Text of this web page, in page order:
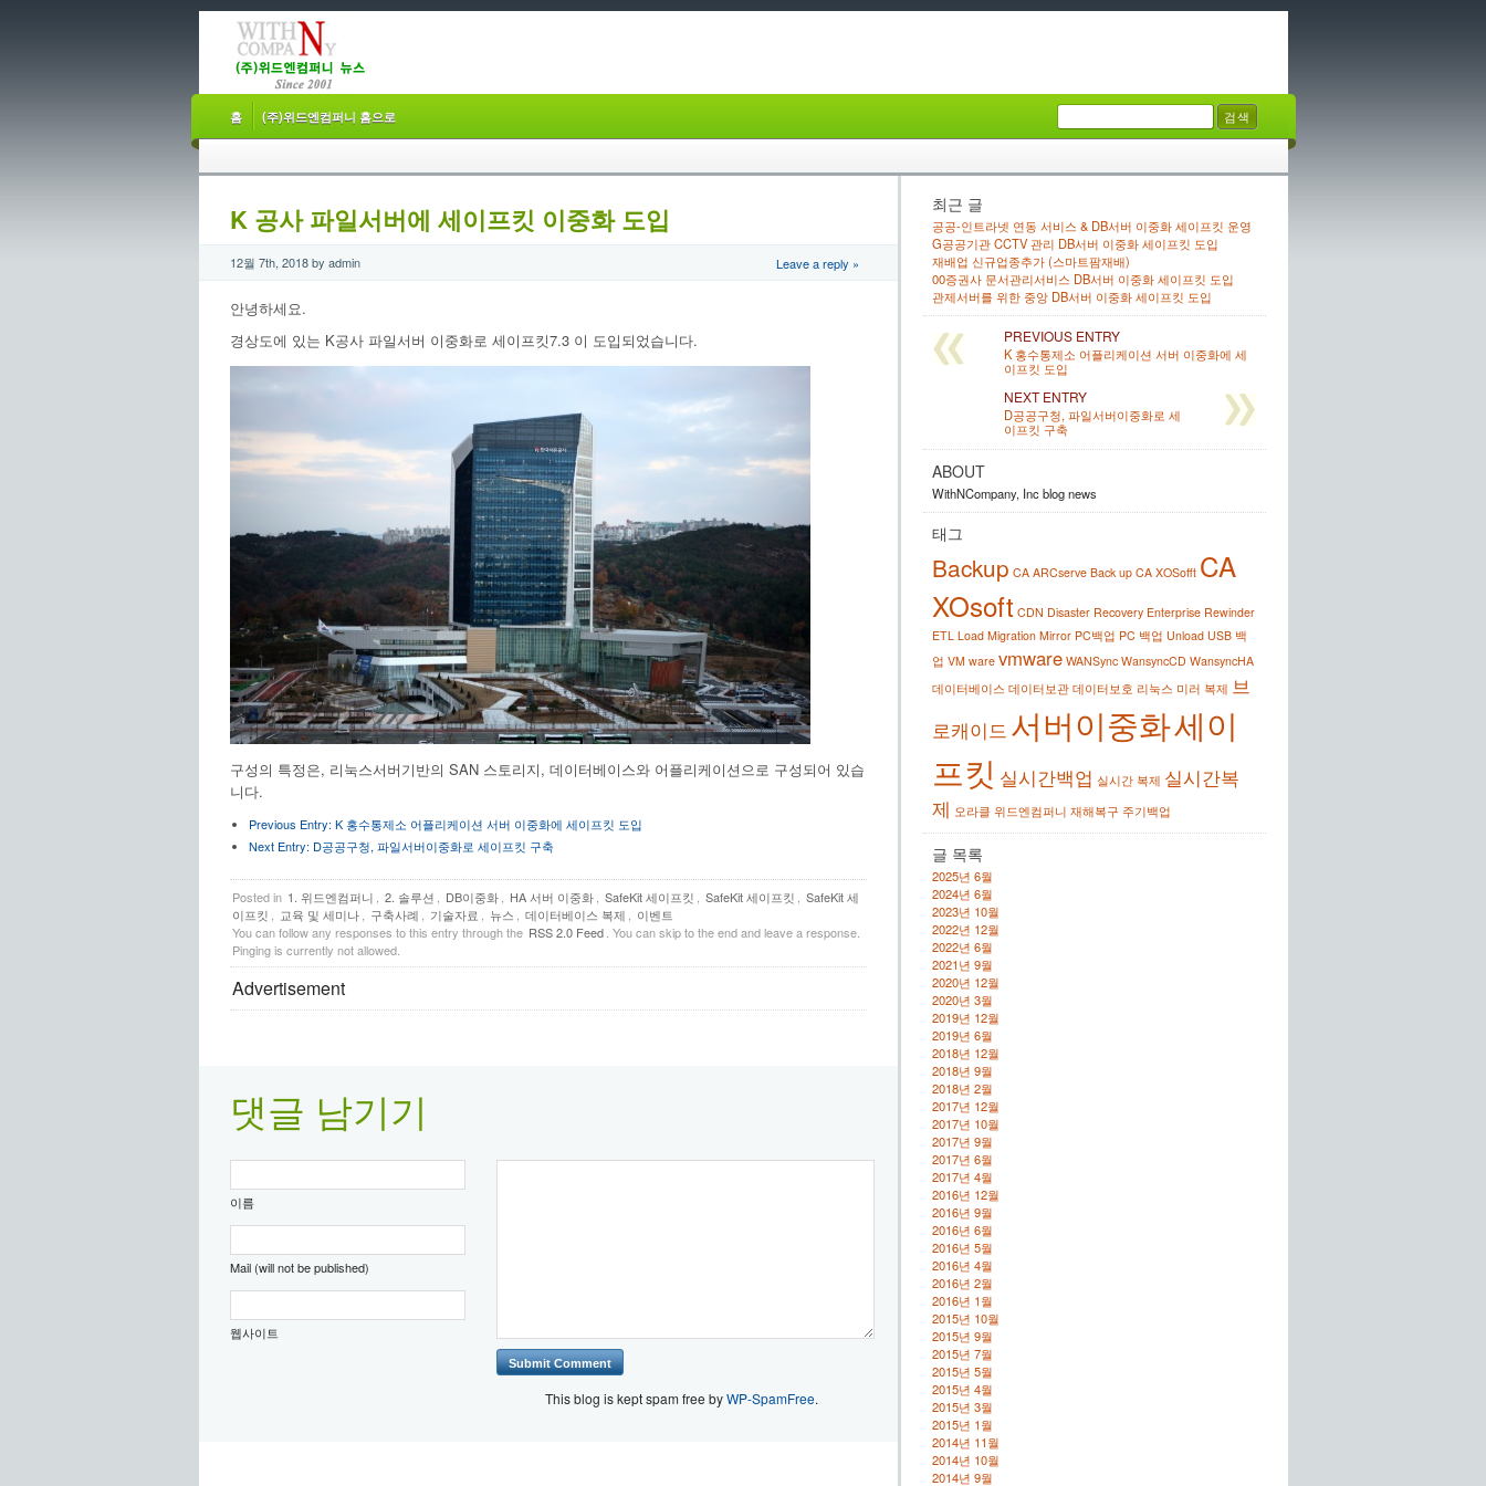
홈 (주)위드엔컴퍼니 홈으로
K 공사 파일서버에 세이프킷 이중화 도입
12월 7th, 2018 by admin Leave a reply »
안녕하세요.
경상도에 있는 K공사 파일서버 이중화로 세이프킷7.3 이 도입되었습니다.
구성의 특정은, 리눅스서버기반의 SAN 스토리지, 데이터베이스와 어플리케이션으로 구성되어 있습
니다.
Previous Entry: K 홍수통제소 어플리케이션 서버 이중화에 세이프킷 도입
Next Entry: D공공구청, 파일서버이중화로 세이프킷 구축
Posted in 1. 위드엔컴퍼니 2. 솔루션 DB이중화 HA 서버 이중화 SafeKit 세이프킷 SafeKit 세이프킷
SafeKit 세
이프킷
교육 및 세미나 구축사례 기술자료 뉴스 데이터베이스 복제
이벤트
You can follow any responses to this entry through the RSS 2.0 Feed . You can skip to the end and leave a response.
Pinging is currently not allowed.
Advertisement
댓글 남기기
이름
Mail (will not be published)
웹사이트
This blog is kept spam free byWP-SpamFree.
최근 글
공공-인트라넷 연동 서비스 & DB서버 이중화 세이프킷 운영
G공공기관 CCTV 관리 DB서버 이중화 세이프킷 도입
재배업 신규업종추가 (스마트팜재배)
00증권사 문서관리서비스 DB서버 이중화 세이프킷 도입
관제서버를 위한 중앙 DB서버 이중화 세이프킷 도입
PREVIOUS ENTRY
K 홍수통제소 어플리케이션 서버 이중화에 세
이프킷 도입
NEXT ENTRY
D공공구청, 파일서버이중화로 세
이프킷 구축
ABOUT
WithNCompany, Inc blog news
태그
Backup CA ARCserve Back up CA XOSofft CA
XOsoft CDN Disaster Recovery Enterprise Rewinder
ETL Load Migration Mirror PC백업 PC 백업 Unload USB 백
업 VM ware vmware WANSync WansyncCD WansyncHA
데이터베이스 데이터보관 데이터보호 리눅스 미러 복제 브
로캐이드 서버이중화세이
프킷 실시간백업 실시간 복제 실시간복
제 오라클 위드엔컴퍼니 재해복구 주기백업
글 목록
2025년 6월
2024년 6월
2023년 10월
2022년 12월
2022년 6월
2021년 9월
2020년 12월
2020년 3월
2019년 12월
2019년 6월
2018년 12월
2018년 9월
2018년 2월
2017년 12월
2017년 10월
2017년 9월
2017년 6월
2017년 4월
2016년 12월
2016년 9월
2016년 6월
2016년 5월
2016년 4월
2016년 2월
2016년 1월
2015년 10월
2015년 9월
2015년 7월
2015년 5월
2015년 4월
2015년 3월
2015년 1월
2014년 11월
2014년 10월
2014년 9월